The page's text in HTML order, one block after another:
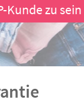
Kunde zu sein